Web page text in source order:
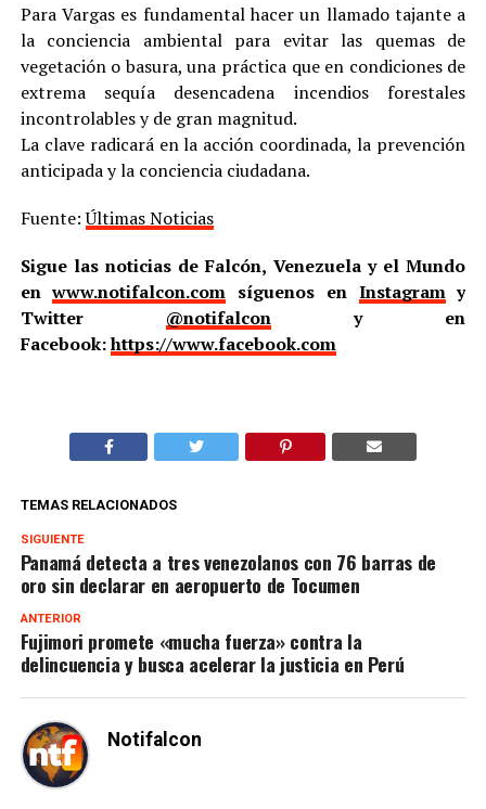
Para Vargas es fundamental hacer un llamado tajante a
la conciencia ambiental para evitar las quemas de
vegetación o basura, una práctica que en condiciones de
extrema sequía desencadena incendios forestales
incontrolables y de gran magnitud.
La clave radicará en la acción coordinada, la prevención
anticipada y la conciencia ciudadana.
Fuente:Últimas Noticias
Sigue las noticias de Falcón, Venezuela y el Mundo
enwww.notifalcon.com síguenos en Instagramy
Twitter @notifalcony en
Facebook:https://www.facebook.com
TEMAS RELACIONADOS
SIGUIENTE
Panamá detecta a tres venezolanos con 76 barras de
oro sin declarar en aeropuerto de Tocumen
ANTERIOR
Fujimori promete «mucha fuerza» contra la
delincuencia y busca acelerar la justicia en Perú
Notifalcon